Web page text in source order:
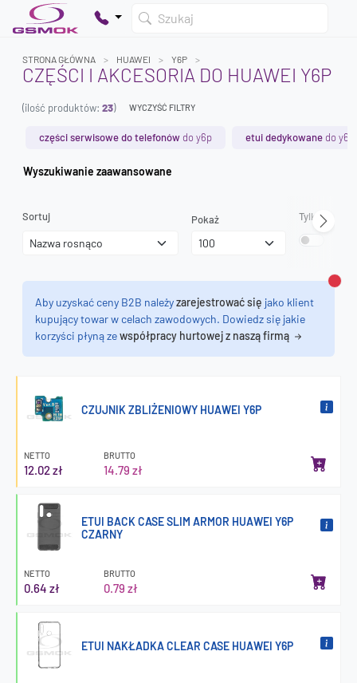
Szukaj
Twój koszyk jest pusty
STRONA GŁÓWNA HUAWEI Y6P
CZĘŚCI I AKCESORIA DO HUAWEI Y6P
(ilość produktów: 23) WYCZYŚĆ FILTRY
części serwisowe do telefonów do y6p etui dedykowane do y6p
Wyszukiwanie zaawansowane
Sortuj Pokaż Tylko
Aby uzyskać ceny B2B należyzarejestrować się jako klient
kupujący towar w celach zawodowych. Dowiedz się jakie
korzyści płyną zewspółpracy hurtowej z naszą firmą
CZUJNIK ZBLIŻENIOWY HUAWEI Y6P
NETTO
12.02 zł
BRUTTO
14.79 zł
ETUI BACK CASE SLIM ARMOR HUAWEI Y6P
CZARNY
NETTO
0.64 zł
BRUTTO
0.79 zł
ETUI NAKŁADKA CLEAR CASE HUAWEI Y6P